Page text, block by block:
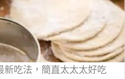
新吃法，簡直太太太好吃